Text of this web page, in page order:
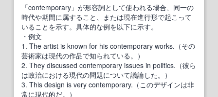
「contemporary」が形容詞として使われる場合、同一の
時代や期間に属すること、または現在進行形で起こって
いることを示す。具体的な例を以下に示す。
・例文
1. The artist is known for his contemporary works.（その
芸術家は現代の作品で知られている。）
2. They discussed contemporary issues in politics.（彼ら
は政治における現代の問題について議論した。）
3. This design is very contemporary.（このデザインは非
常に現代的だ。）